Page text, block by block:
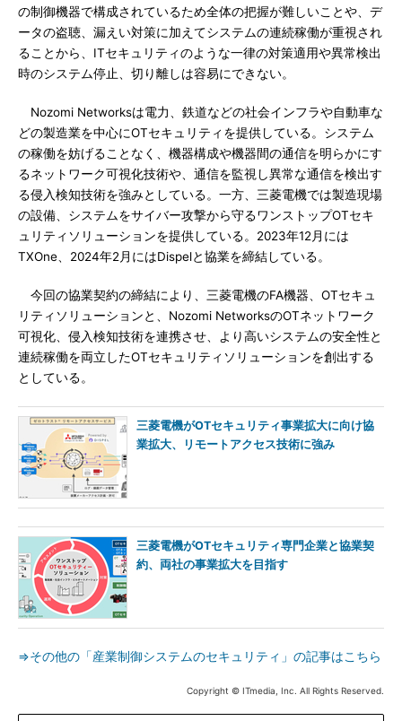
の制御機器で構成されているため全体の把握が難しいことや、デ
ータの盗聴、漏えい対策に加えてシステムの連続稼働が重視され
ることから、ITセキュリティのような一律の対策適用や異常検出
時のシステム停止、切り離しは容易にできない。
Nozomi Networksは電力、鉄道などの社会インフラや自動車な
どの製造業を中心にOTセキュリティを提供している。システム
の稼働を妨げることなく、機器構成や機器間の通信を明らかにす
るネットワーク可視化技術や、通信を監視し異常な通信を検出す
る侵入検知技術を強みとしている。一方、三菱電機では製造現場
の設備、システムをサイバー攻撃から守るワンストップOTセキ
ュリティソリューションを提供している。2023年12月には
TXOne、2024年2月にはDispelと協業を締結している。
今回の協業契約の締結により、三菱電機のFA機器、OTセキュ
リティソリューションと、Nozomi NetworksのOTネットワーク
可視化、侵入検知技術を連携させ、より高いシステムの安全性と
連続稼働を両立したOTセキュリティソリューションを創出する
としている。
三菱電機がOTセキュリティ事業拡大に向け協
業拡大、リモートアクセス技術に強み
三菱電機がOTセキュリティ専門企業と協業契
約、両社の事業拡大を目指す
⇒その他の「産業制御システムのセキュリティ」の記事はこちら
Copyright © ITmedia, Inc. All Rights Reserved.